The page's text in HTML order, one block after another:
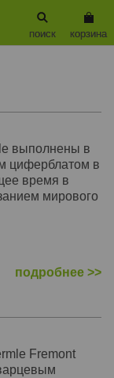
корзина
поиск
выполнены в
циферблатом в
время в
мирового
подробнее >>
Fremont